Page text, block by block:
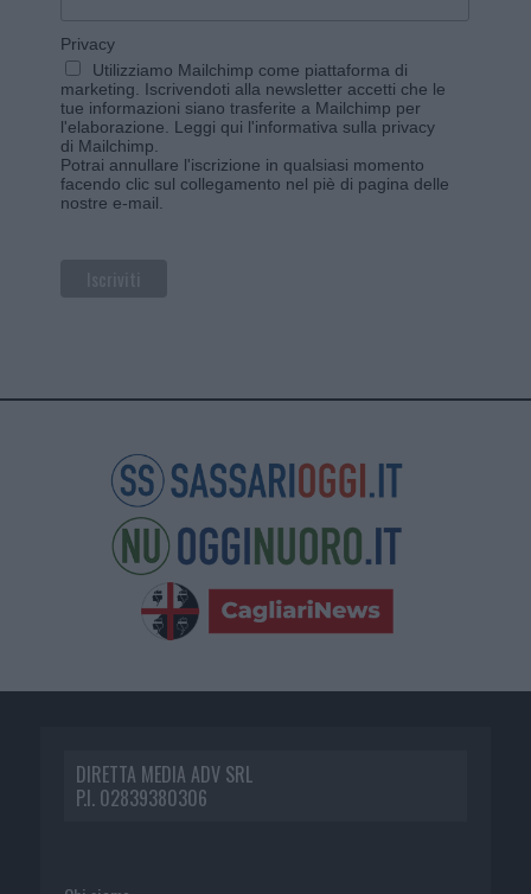
Privacy
Utilizziamo Mailchimp come piattaforma di
marketing. Iscrivendoti alla newsletter accetti che le
tue informazioni siano trasferite a Mailchimp per
l'elaborazione. Leggi qui l'informativa sulla privacy
di Mailchimp
Potrai annullare l'iscrizione in qualsiasi momento
facendo clic sul collegamento nel piè di pagina delle
nostre e-mail.
DIRETTA MEDIA ADV SRL
P.I. 02839380306